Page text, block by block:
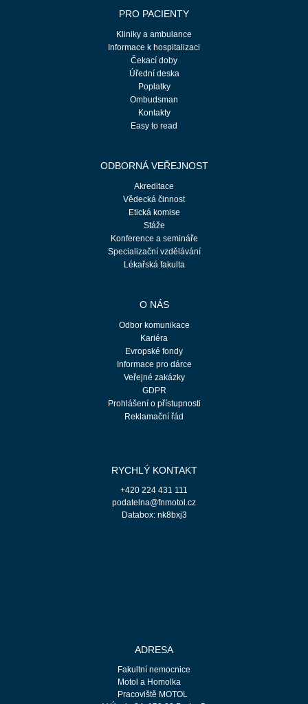
PRO PACIENTY
Kliniky a ambulance
Informace k hospitalizaci
Čekací doby
Úřední deska
Poplatky
Ombudsman
Kontakty
Easy to read
ODBORNÁ VEŘEJNOST
Akreditace
Vědecká činnost
Etická komise
Stáže
Konference a semináře
Specializační vzdělávání
Lékařská fakulta
O NÁS
Odbor komunikace
Kariéra
Evropské fondy
Informace pro dárce
Veřejné zakázky
GDPR
Prohlášení o přístupnosti
Reklamační řád
RYCHLÝ KONTAKT
+420 224 431 111
podatelna@fnmotol.cz
Databox: nk8bxj3
ADRESA
Fakultní nemocnice
Motol a Homolka
Pracoviště MOTOL